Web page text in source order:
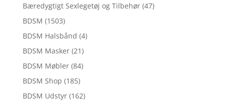
Bæredygtigt Sexlegetøj og Tilbehør (47)
BDSM (1503)
BDSM Halsbånd (4)
BDSM Masker (21)
BDSM Møbler (84)
BDSM Shop (185)
BDSM Udstyr (162)